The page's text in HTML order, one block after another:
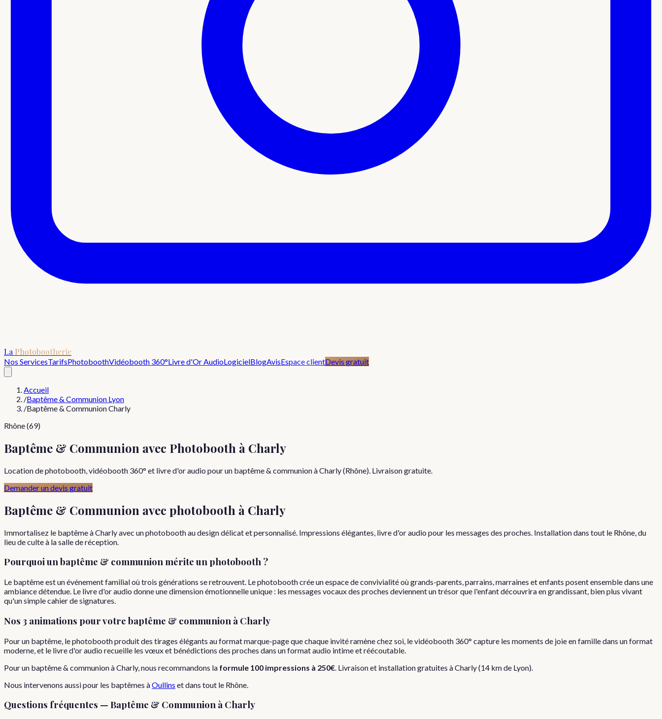
La Photobootherie
Nos ServicesTarifsPhotoboothVidéobooth 360°Livre d'Or AudioLogicielBlogAvisEspace clientDevis gratuit
Accueil
/Baptême & Communion Lyon
/Baptême & Communion Charly
Rhône (69)
Baptême & Communion avec Photobooth à Charly
Location de photobooth, vidéobooth 360° et livre d'or audio pour un baptême & communion à Charly (Rhône). Livraison gratuite.
Demander un devis gratuit
Baptême & Communion avec photobooth à Charly
Immortalisez le baptême à Charly avec un photobooth au design délicat et personnalisé. Impressions élégantes, livre d'or audio pour les messages des proches. Installation dans tout le Rhône, du
lieu de culte à la salle de réception.
Pourquoiunbaptême & communion mérite un photobooth ?
Le baptême est un événement familial où trois générations se retrouvent. Le photobooth crée un espace de convivialité où grands-parents, parrains, marraines et enfants posent ensemble dans une
ambiance détendue. Le livre d'or audio donne une dimension émotionnelle unique : les messages vocaux des proches deviennent un trésor que l'enfant découvrira en grandissant, bien plus vivant
qu'un simple cahier de signatures.
Nos 3 animations pour votre baptême & communion à Charly
Pour un baptême, le photobooth produit des tirages élégants au format marque-page que chaque invité ramène chez soi, le vidéobooth 360° capture les moments de joie en famille dans un format
moderne, et le livre d'or audio recueille les vœux et bénédictions des proches dans un format audio intime et réécoutable.
Pourun baptême & communionàCharly, nous recommandons la formule 100 impressions à 250€ . Livraison et installation gratuites àCharly(14 km de Lyon).
Nous intervenons aussi pour les baptêmes àOullins et dans tout le Rhône
Questions fréquentes — Baptême & Communion à Charly